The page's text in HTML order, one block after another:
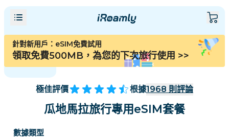
針對新用戶：eSIM免費試用
領取免費500MB，為您的下次旅行使用 >>
極佳評價 根據1968 則評論
瓜地馬拉旅行專用eSIM套餐
數據類型